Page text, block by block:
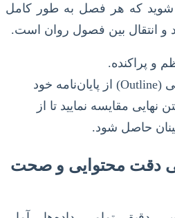
که هر فصل به طور کامل
و انتقال بین فصول روان است.
و پراکنده.
یک طرح کلی (Outline) از پایان‌نامه خود
نهایی مقایسه نمایید تا از
حاصل شود.
دقت محتوایی و صحت